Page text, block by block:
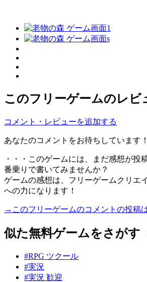
このフリーゲームのレビ
コメント・レビューを追加する
あなたのコメントをお待ちしています！
・・・このゲームには、まだ感想が投
番乗りで書いてみませんか？
ゲームの感想は、フリーゲームクリエ
への力になります！
→このフリーゲームのコメントの投稿
似た無料ゲームをさがす
#RPG ツクール
#実況
#実況 歓迎